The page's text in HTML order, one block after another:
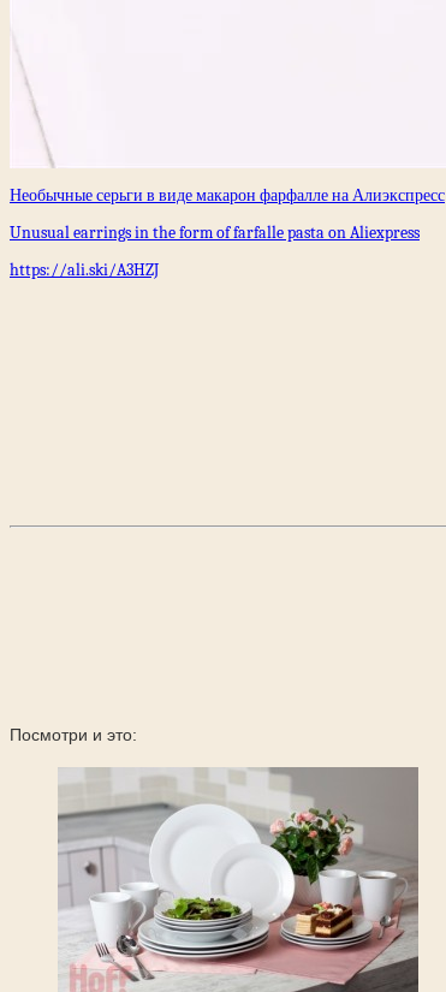
Необычные серьги в виде макарон фарфалле на Алиэкспресс
Unusual earrings in the form of farfalle pasta on Aliexpress
https://ali.ski/A3HZJ
Посмотри и это: